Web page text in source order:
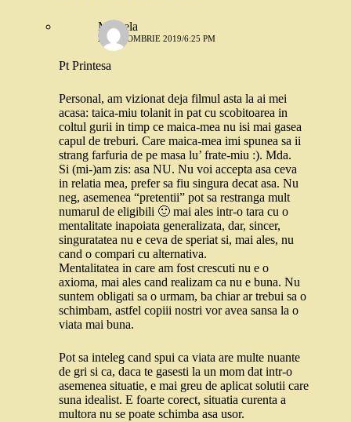
Mihaela
28 OCTOMBRIE 2019/6:25 PM
Pt Printesa
Personal, am vizionat deja filmul asta la ai mei
acasa: taica-miu tolanit in pat cu scobitoarea in
coltul gurii in timp ce maica-mea nu isi mai gasea
capul de treburi. Care maica-mea imi spunea sa ii
strang farfuria de pe masa lu’ frate-miu :). Mda.
Si (mi-)am zis: asa NU. Nu voi accepta asa ceva
in relatia mea, prefer sa fiu singura decat asa. Nu
neg, asemenea “pretentii” pot sa restranga mult
numarul de eligibili 🙂 mai ales intr-o tara cu o
mentalitate inapoiata generalizata, dar, sincer,
singuratatea nu e ceva de speriat si, mai ales, nu
cand o compari cu alternativa.
Mentalitatea in care am fost crescuti nu e o
axioma, mai ales cand realizam ca nu e buna. Nu
suntem obligati sa o urmam, ba chiar ar trebui sa o
schimbam, astfel copiii nostri vor avea sansa la o
viata mai buna.
Pot sa inteleg cand spui ca viata are multe nuante
de gri si ca, daca te gasesti la un mom dat intr-o
asemenea situatie, e mai greu de aplicat solutii care
suna idealist. E foarte corect, situatia curenta a
multora nu se poate schimba asa usor.